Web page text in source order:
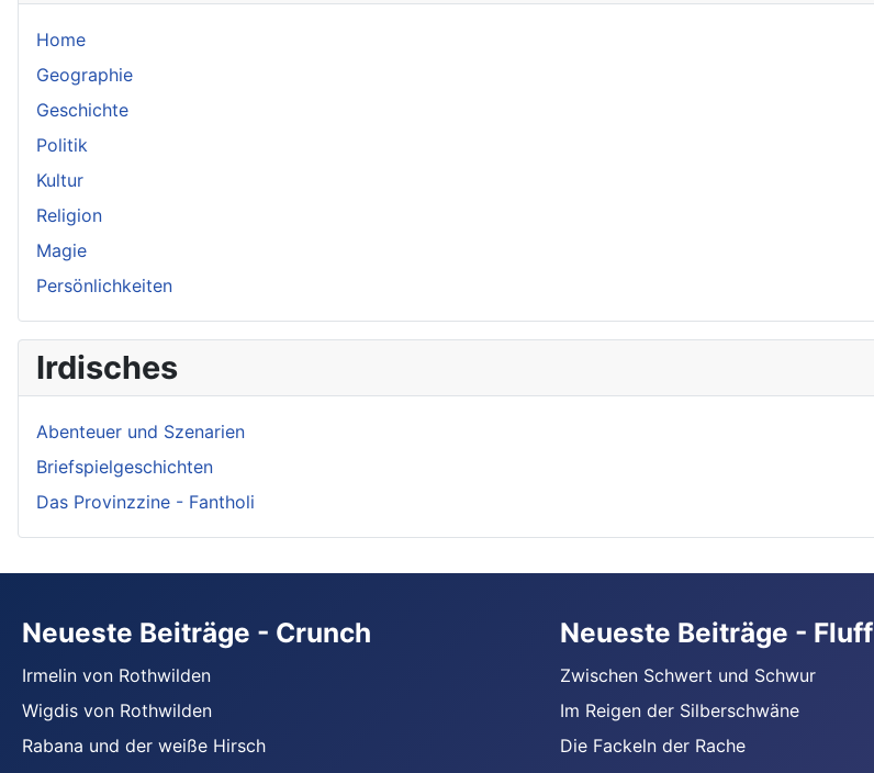
Home
Geographie
Geschichte
Politik
Kultur
Religion
Magie
Persönlichkeiten
Irdisches
Abenteuer und Szenarien
Briefspielgeschichten
Das Provinzzine - Fantholi
Neueste Beiträge - Crunch
Irmelin von Rothwilden
Wigdis von Rothwilden
Rabana und der weiße Hirsch
Neueste Beiträge - Fluff
Zwischen Schwert und Schwur
Im Reigen der Silberschwäne
Die Fackeln der Rache